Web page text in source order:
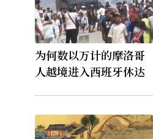
为何数以万计的摩洛哥
人越境进入西班牙休达